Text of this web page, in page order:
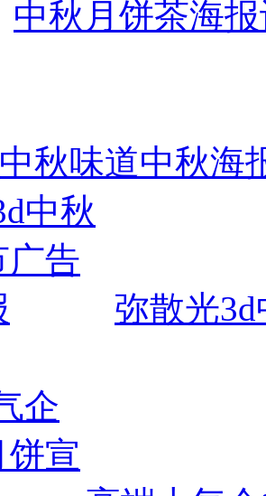
中秋月饼茶海
中秋味道中秋海
弥散光